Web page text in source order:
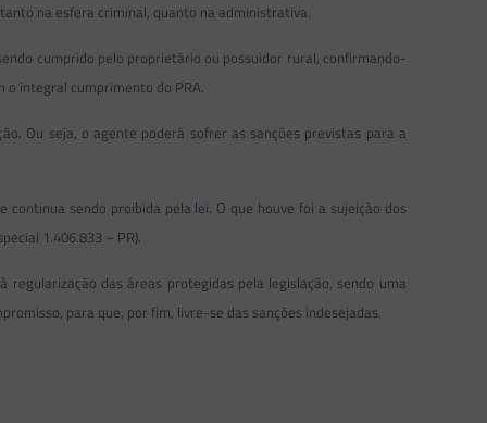
na esfera criminal, quanto na administrativa.
cumprido pelo proprietário ou possuidor rural, confirmando-
o integral cumprimento do PRA.
Ou seja, o agente poderá sofrer as sanções previstas para a
sendo proibida pela lei. O que houve foi a sujeição dos
1.406.833 – PR).
das áreas protegidas pela legislação, sendo uma
para que, por fim, livre-se das sanções indesejadas.